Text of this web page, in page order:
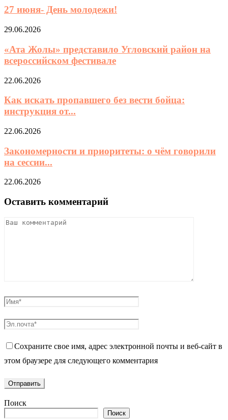
27 июня- День молодежи!
29.06.2026
«Ата Жолы» представило Угловский район на
всероссийском фестивале
22.06.2026
Как искать пропавшего без вести бойца:
инструкция от...
22.06.2026
Закономерности и приоритеты: о чём говорили
на сессии...
22.06.2026
Оставить комментарий
Сохраните свое имя, адрес электронной почты и веб-сайт в
этом браузере для следующего комментария
Поиск
Поиск